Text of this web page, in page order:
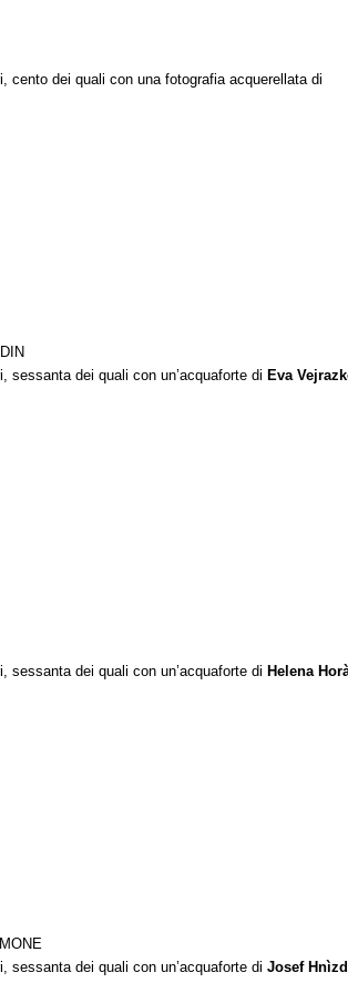
cento dei quali con una fotografia acquerellata di
sessanta dei quali con un’acquaforte di Eva
sessanta dei quali con un’acquaforte di Helena
sessanta dei quali con un’acquaforte di Josef